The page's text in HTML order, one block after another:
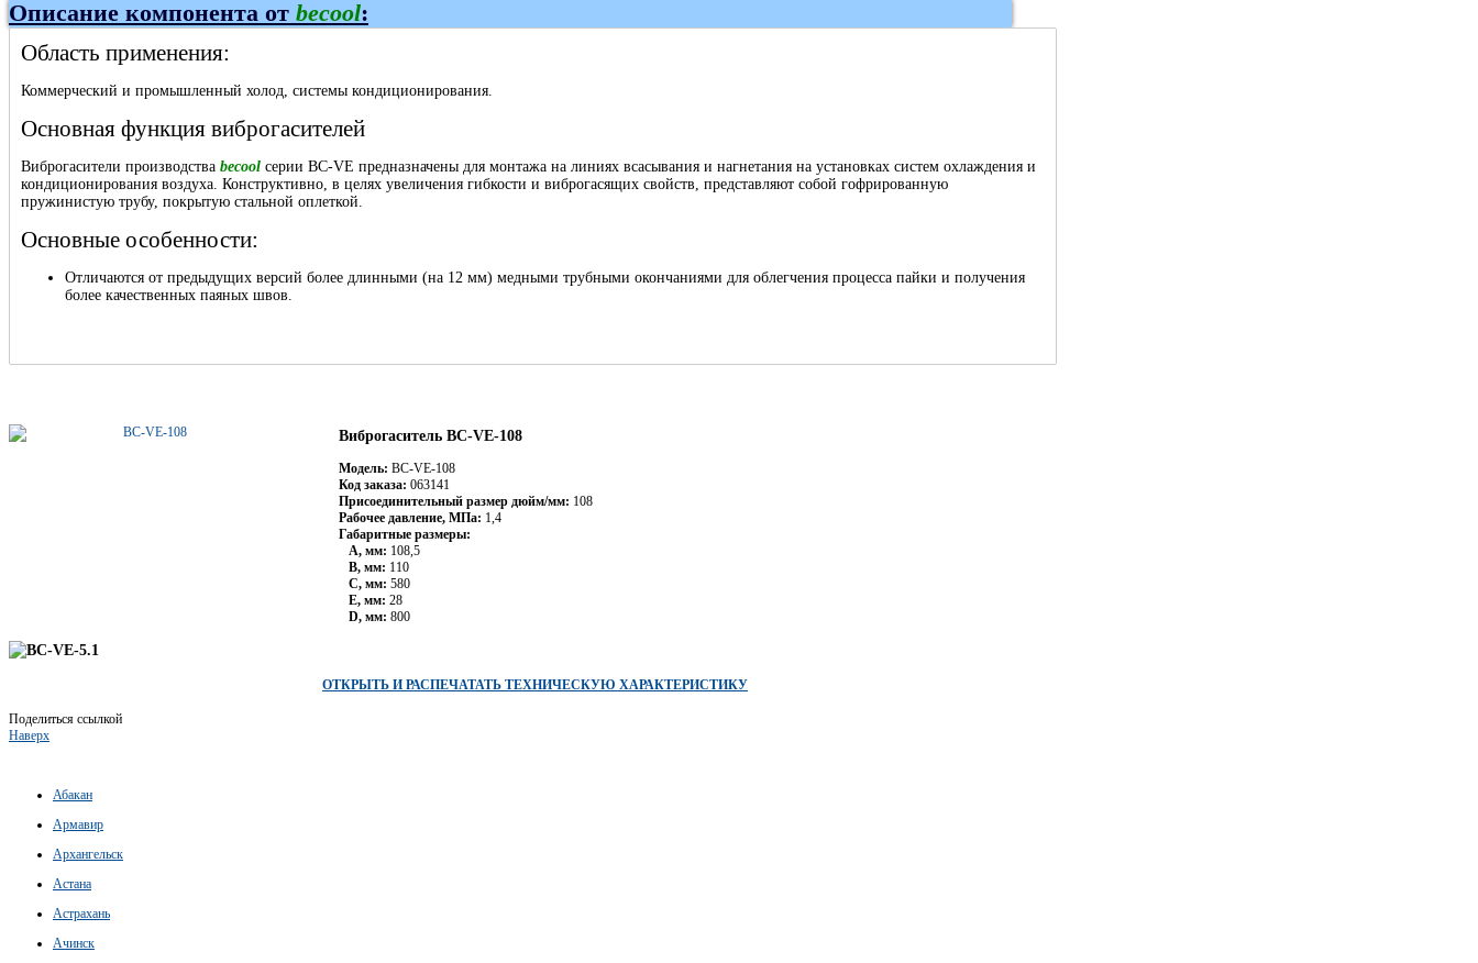
Описание компонента от becool:
Область применения:
Коммерческий и промышленный холод, системы кондиционирования.
Основная функция виброгасителей
Виброгасители производства becool серии BC-VE предназначены для монтажа на линиях всасывания и нагнетания на установках систем охлаждения и
кондиционирования воздуха. Конструктивно, в целях увеличения гибкости и виброгасящих свойств, представляют собой гофрированную
пружинистую трубу, покрытую стальной оплеткой.
Основные особенности:
Отличаются от предыдущих версий более длинными (на 12 мм) медными трубными окончаниями для облегчения процесса пайки и получения
более качественных паяных швов.
Виброгаситель BC-VE-108
Модель: BC-VE-108
Код заказа: 063141
Присоединительный размер дюйм/мм: 108
Рабочее давление, МПа: 1,4
Габаритные размеры:
А, мм: 108,5
В, мм: 110
С, мм: 580
Е, мм: 28
D, мм: 800
ОТКРЫТЬ И РАСПЕЧАТАТЬ ТЕХНИЧЕСКУЮ ХАРАКТЕРИСТИКУ
Поделиться ссылкой
Наверх
Абакан
Армавир
Архангельск
Астана
Астрахань
Ачинск